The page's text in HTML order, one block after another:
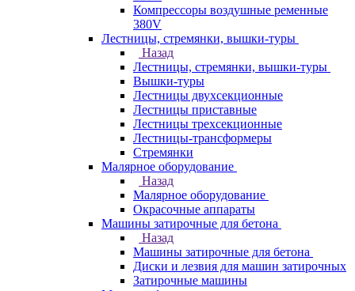
Компрессоры воздушные ременные
380V
Лестницы, стремянки, вышки-туры
Назад
Лестницы, стремянки, вышки-туры
Вышки-туры
Лестницы двухсекционные
Лестницы приставные
Лестницы трехсекционные
Лестницы-трансформеры
Стремянки
Малярное оборудование
Назад
Малярное оборудование
Окрасочные аппараты
Машины затирочные для бетона
Назад
Машины затирочные для бетона
Диски и лезвия для машин затирочных
Затирочные машины